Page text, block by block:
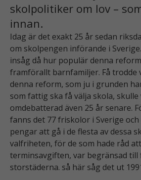
skolpolitiker om lov –
innan.
Idag är det exakt 25 år sedan
om skolpengen införande i
insåg då hur populär denna
framförallt barnfamiljer. Få trodde
denna reform, som ju i grunden
som fattig ska få välja skola, skulle
omdebatterad även 25 år senare.
fanns det 77 friskolor i Sverige
pengar att gå i de flesta av dessa
valfriheten, för de som hade råd
terminsavgiften, var begränsad
storstäderna. så här såg det ut